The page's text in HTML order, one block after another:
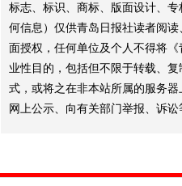
标志、标识、商标、版面设计、
何信息）仅供青岛日报社读者阅
面授权，任何单位及个人不得将
业性目的，包括但不限于转载、
式，或将之在非本站所属的服务
网上公示、向有关部门举报、诉